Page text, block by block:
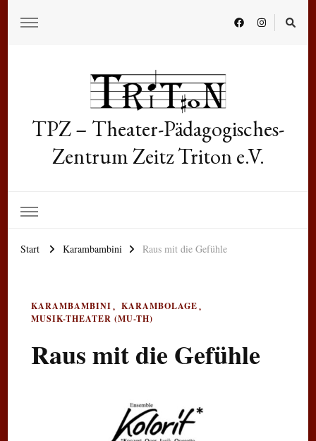
TPZ – Theater-Pädagogisches-
Zentrum Zeitz Triton e.V.
Start Karambambini Raus mit die Gefühle
KARAMBAMBINI
KARAMBOLAGE
MUSIK-THEATER (MU-TH)
Raus mit die Gefühle